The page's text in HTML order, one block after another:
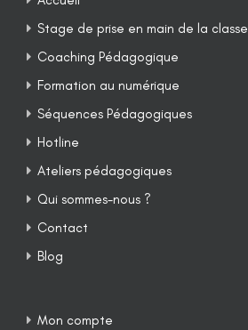
Stage de prise en main de la classe
Coaching Pédagogique
Formation au numérique
Séquences Pédagogiques
Hotline
Ateliers pédagogiques
Qui sommes-nous ?
Contact
Blog
Mon compte